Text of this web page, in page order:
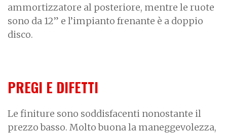
ammortizzatore al posteriore, mentre le ruote
sono da 12” e l’impianto frenante è a doppio
disco.
PREGI E DIFETTI
Le finiture sono soddisfacenti nonostante il
prezzo basso. Molto buona la maneggevolezza,